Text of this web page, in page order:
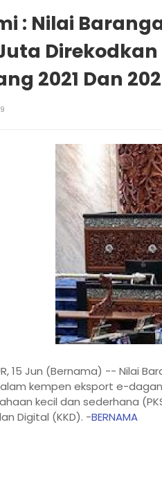
: Nilai
Juta
2021 Dan
15 Jun (Bernama) -- Nilai
kempen eksport e-
kecil dan sederhana
Digital (KKD). -BERNAMA